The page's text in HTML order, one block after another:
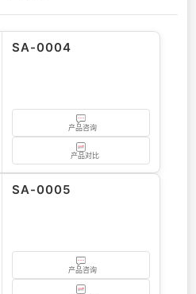
SA-0004
产品咨询
产品对比
SA-0005
产品咨询